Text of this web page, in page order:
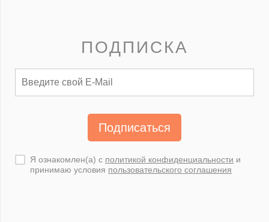
ПОДПИСКА
Подписаться
Я ознакомлен(а) с политикой конфиденциальности и
принимаю условия пользовательского соглашения